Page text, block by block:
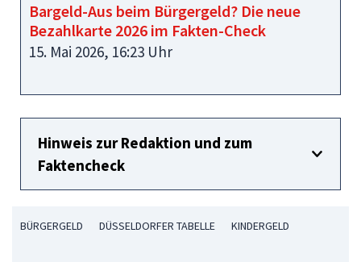
Bargeld-Aus beim Bürgergeld? Die neue
Bezahlkarte 2026 im Fakten-Check
15. Mai 2026, 16:23 Uhr
Hinweis zur Redaktion und zum
Faktencheck
BÜRGERGELD DÜSSELDORFER TABELLE KINDERGELD